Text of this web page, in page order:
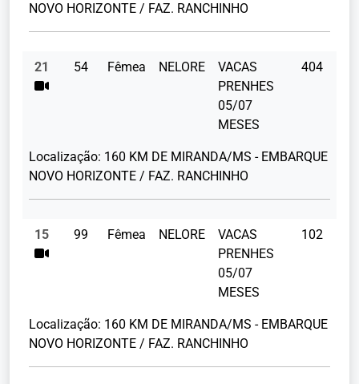
NOVO HORIZONTE / FAZ. RANCHINHO
21 54 Fêmea NELORE
VACAS
PRENHES
05/07
MESES
404
Localização: 160 KM DE MIRANDA/MS - EMBARQUE
NOVO HORIZONTE / FAZ. RANCHINHO
15 99 Fêmea NELORE
VACAS
PRENHES
05/07
MESES
102
Localização: 160 KM DE MIRANDA/MS - EMBARQUE
NOVO HORIZONTE / FAZ. RANCHINHO